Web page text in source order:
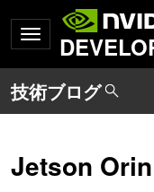
Jetson Orin